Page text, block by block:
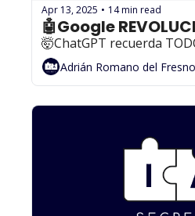
Apr 13, 2025 • 14 min read
🤖Google
🤯ChatGPT recuerda
Adrián Romano del Fresno